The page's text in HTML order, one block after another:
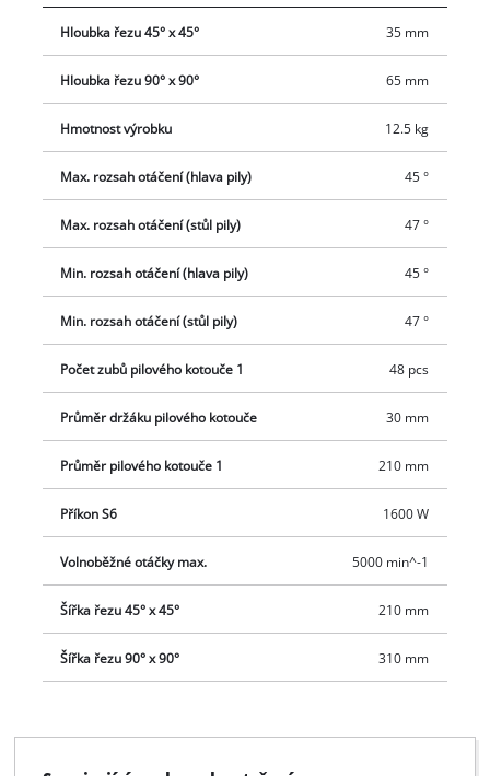
rukou, upínací zařízení pro bezpečné upevnění obrobku a
doraz pro obrobek s kolejnicemi posuvnými vlevo a vpravo
koncovému dorazu. Integrované LED světlo neustále poskytuje
optimální osvětlení obrobku, zatímco pozvolný start zajišťuje
pohodlné a šetrné uvedení do provozu. Vysoce kvalitní přesný
pilový kotouč z tvrdokovu zajišťuje výkonné řezání a čisté řezy.
Vak na sběr třísek zajišťuje čistotu na pracovišti. Přívodní kabel
kabelový držák. Pro snadnou a bezpečnou mobilitu je k
dispozici přepravní zabezpečení.
Hloubka řezu 45° x 45° 35 mm
Hloubka řezu 90° x 90° 65 mm
Hmotnost výrobku 12.5 kg
Max. rozsah otáčení (hlava pily) 45 °
Max. rozsah otáčení (stůl pily) 47 °
Min. rozsah otáčení (hlava pily) 45 °
Min. rozsah otáčení (stůl pily) 47 °
Počet zubů pilového kotouče 1 48 pcs
Průměr držáku pilového kotouče 30 mm
Průměr pilového kotouče 1 210 mm
Příkon S6 1600 W
Volnoběžné otáčky max. 5000 min^-1
Šířka řezu 45° x 45° 210 mm
Šířka řezu 90° x 90° 310 mm